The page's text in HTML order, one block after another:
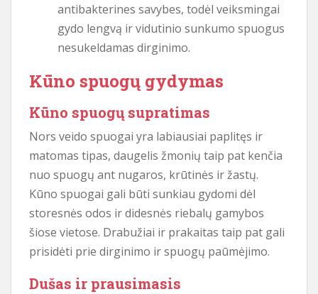
antibakterines savybes, todėl veiksmingai
gydo lengvą ir vidutinio sunkumo spuogus
nesukeldamas dirginimo.
Kūno spuogų gydymas
Kūno spuogų supratimas
Nors veido spuogai yra labiausiai paplitęs ir
matomas tipas, daugelis žmonių taip pat kenčia
nuo spuogų ant nugaros, krūtinės ir žastų.
Kūno spuogai gali būti sunkiau gydomi dėl
storesnės odos ir didesnės riebalų gamybos
šiose vietose. Drabužiai ir prakaitas taip pat gali
prisidėti prie dirginimo ir spuogų paūmėjimo.
Dušas ir prausimasis